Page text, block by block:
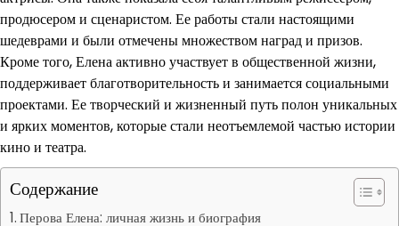
продюсером и сценаристом. Ее работы стали настоящими
шедеврами и были отмечены множеством наград и призов.
Кроме того, Елена активно участвует в общественной жизни,
поддерживает благотворительность и занимается социальными
проектами. Ее творческий и жизненный путь полон уникальных
и ярких моментов, которые стали неотъемлемой частью истории
кино и театра.
Содержание
Перова Елена: личная жизнь и биография